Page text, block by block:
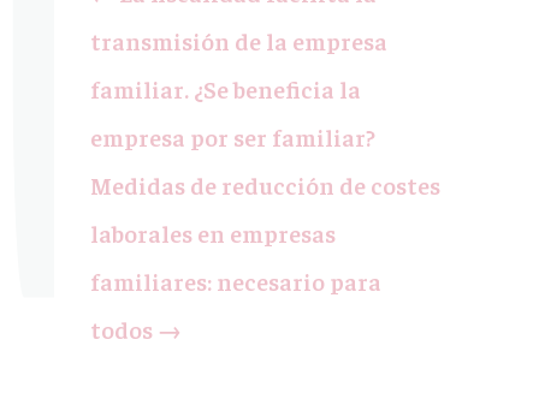
transmisión de la empresa
familiar. ¿Se beneficia la
empresa por ser familiar?
Medidas de reducción de costes
laborales en empresas
familiares: necesario para
todos→